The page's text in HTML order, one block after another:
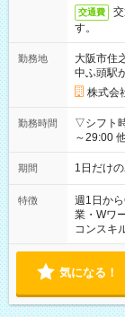
交通費
す。
勤務地
大阪市住
中ふ頭駅
株式会
勤務時間
▽シフト時間例 07:00～10:00 09:00～
～29:00 他にも現場によってシフトは色々ございます☆彡 案件
次第では
期間 1日だけ
特徴 週1日か
業・Wワ
コンスキ
気になる！